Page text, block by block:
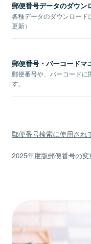
郵便番号データのダウン
各種データのダウンロード
更新）
郵便番号・バーコードマ
郵便番号や、バーコードに
す。
郵便番号検索に使用され
2025年度版郵便番号の変